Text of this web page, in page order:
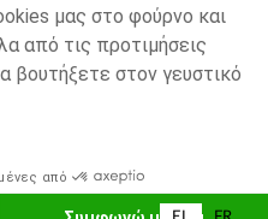
μας στο φούρνο και
από τις προτιμήσεις
βουτήξετε στον γευστικό
από
one
με
δεδομένα
cookies
συμμορφούμενη
δεοντολογίας και στο σύστημα
Ηλεκτρονικού Εμπορίου.